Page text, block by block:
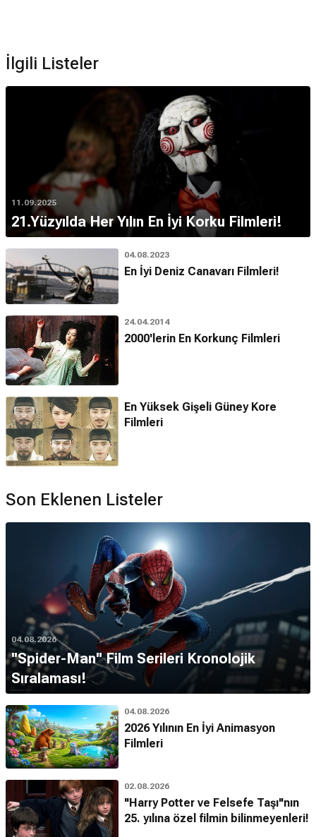
İlgili Listeler
11.09.2025
21.Yüzyılda Her Yılın En İyi Korku Filmleri!
04.08.2023
En İyi Deniz Canavarı Filmleri!
24.04.2014
2000'lerin En Korkunç Filmleri
En Yüksek Gişeli Güney Kore
Filmleri
Son Eklenen Listeler
04.08.2026
''Spider-Man'' Film Serileri Kronolojik
Sıralaması!
04.08.2026
2026 Yılının En İyi Animasyon
Filmleri
02.08.2026
"Harry Potter ve Felsefe Taşı"nın
25. yılına özel filmin bilinmeyenleri!